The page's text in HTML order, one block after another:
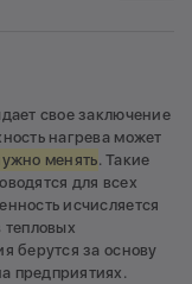
свое заключение
нагрева может
менять. Такие
для всех
исчисляется
берутся за основу
предприятиях.